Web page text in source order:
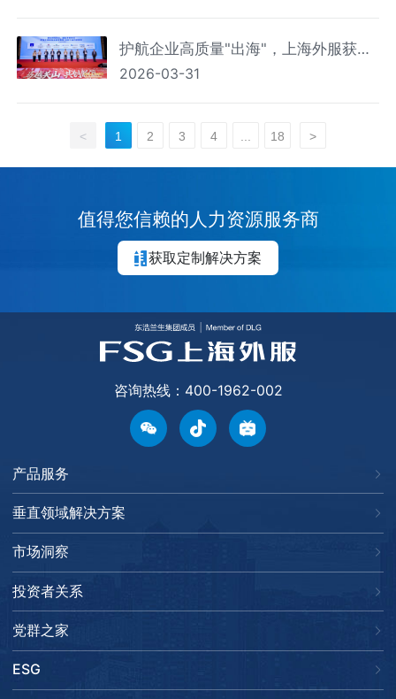
护航企业高质量"出海"，上海外服获颁
浦东首批"生态共建伙伴"
2026-03-31
< 1 2 3 4 ... 18 >
值得您信赖的人力资源服务商
获取定制解决方案
咨询热线：400-1962-002
产品服务
垂直领域解决方案
市场洞察
投资者关系
党群之家
ESG